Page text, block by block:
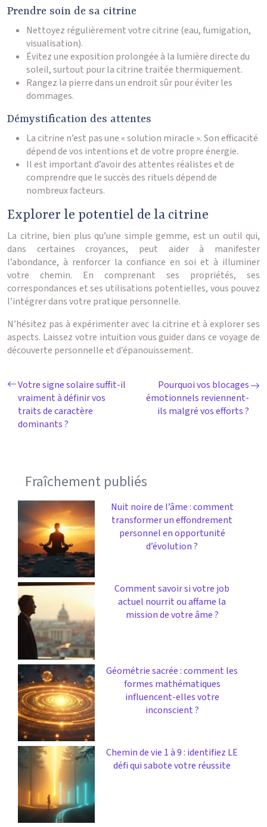
Prendre soin de sa citrine
Nettoyez régulièrement votre citrine (eau, fumigation,
visualisation).
Évitez une exposition prolongée à la lumière directe du
soleil, surtout pour la citrine traitée thermiquement.
Rangez la pierre dans un endroit sûr pour éviter les
dommages.
Démystification des attentes
La citrine n’est pas une « solution miracle ». Son efficacité
dépend de vos intentions et de votre propre énergie.
Il est important d’avoir des attentes réalistes et de
comprendre que le succès des rituels dépend de
nombreux facteurs.
Explorer le potentiel de la citrine
La citrine, bien plus qu’une simple gemme, est un outil qui,
dans certaines croyances, peut aider à manifester
l’abondance, à renforcer la confiance en soi et à illuminer
votre chemin. En comprenant ses propriétés, ses
correspondances et ses utilisations potentielles, vous pouvez
l’intégrer dans votre pratique personnelle.
N’hésitez pas à expérimenter avec la citrine et à explorer ses
aspects. Laissez votre intuition vous guider dans ce voyage de
découverte personnelle et d’épanouissement.
Votre signe solaire suffit-il
vraiment à définir vos
traits de caractère
dominants ?
Pourquoi vos blocages
émotionnels reviennent-
ils malgré vos efforts ?
Fraîchement publiés
Nuit noire de l’âme : comment
transformer un effondrement
personnel en opportunité
d’évolution ?
Comment savoir si votre job
actuel nourrit ou affame la
mission de votre âme ?
Géométrie sacrée : comment les
formes mathématiques
influencent-elles votre
inconscient ?
Chemin de vie 1 à 9 : identifiez LE
défi qui sabote votre réussite